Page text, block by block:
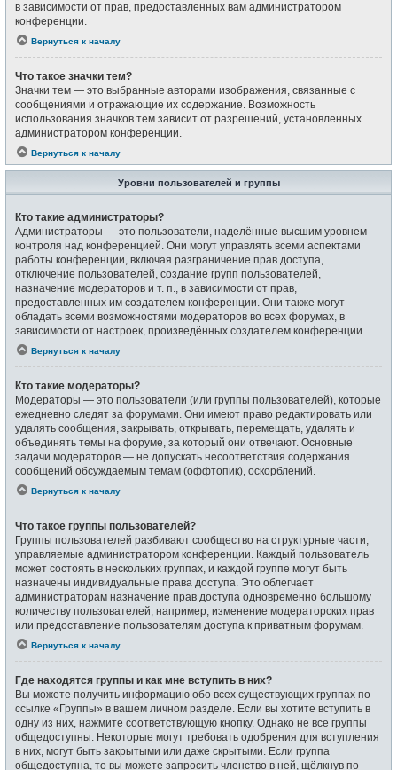
в зависимости от прав, предоставленных вам администратором
конференции.
Вернуться к началу
Что такое значки тем?
Значки тем — это выбранные авторами изображения, связанные с
сообщениями и отражающие их содержание. Возможность
использования значков тем зависит от разрешений, установленных
администратором конференции.
Вернуться к началу
Уровни пользователей и группы
Кто такие администраторы?
Администраторы — это пользователи, наделённые высшим уровнем
контроля над конференцией. Они могут управлять всеми аспектами
работы конференции, включая разграничение прав доступа,
отключение пользователей, создание групп пользователей,
назначение модераторов и т. п., в зависимости от прав,
предоставленных им создателем конференции. Они также могут
обладать всеми возможностями модераторов во всех форумах, в
зависимости от настроек, произведённых создателем конференции.
Вернуться к началу
Кто такие модераторы?
Модераторы — это пользователи (или группы пользователей), которые
ежедневно следят за форумами. Они имеют право редактировать или
удалять сообщения, закрывать, открывать, перемещать, удалять и
объединять темы на форуме, за который они отвечают. Основные
задачи модераторов — не допускать несоответствия содержания
сообщений обсуждаемым темам (оффтопик), оскорблений.
Вернуться к началу
Что такое группы пользователей?
Группы пользователей разбивают сообщество на структурные части,
управляемые администратором конференции. Каждый пользователь
может состоять в нескольких группах, и каждой группе могут быть
назначены индивидуальные права доступа. Это облегчает
администраторам назначение прав доступа одновременно большому
количеству пользователей, например, изменение модераторских прав
или предоставление пользователям доступа к приватным форумам.
Вернуться к началу
Где находятся группы и как мне вступить в них?
Вы можете получить информацию обо всех существующих группах по
ссылке «Группы» в вашем личном разделе. Если вы хотите вступить в
одну из них, нажмите соответствующую кнопку. Однако не все группы
общедоступны. Некоторые могут требовать одобрения для вступления
в них, могут быть закрытыми или даже скрытыми. Если группа
общедоступна, то вы можете запросить членство в ней, щёлкнув по